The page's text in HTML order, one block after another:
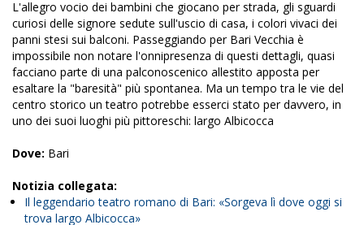
L'allegro vocio dei bambini che giocano per strada, gli sguardi
curiosi delle signore sedute sull'uscio di casa, i colori vivaci dei
panni stesi sui balconi. Passeggiando per Bari Vecchia è
impossibile non notare l'onnipresenza di questi dettagli, quasi
facciano parte di una palconoscenico allestito apposta per
esaltare la "baresità" più spontanea. Ma un tempo tra le vie del
centro storico un teatro potrebbe esserci stato per davvero, in
uno dei suoi luoghi più pittoreschi: largo Albicocca
Dove: Bari
Notizia collegata:
Il leggendario teatro romano di Bari: «Sorgeva lì dove oggi si
trova largo Albicocca»